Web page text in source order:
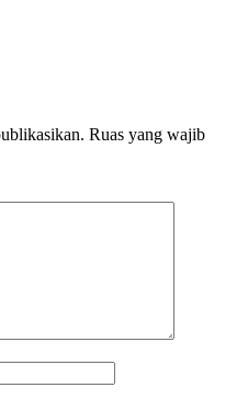
Ruas yang wajib